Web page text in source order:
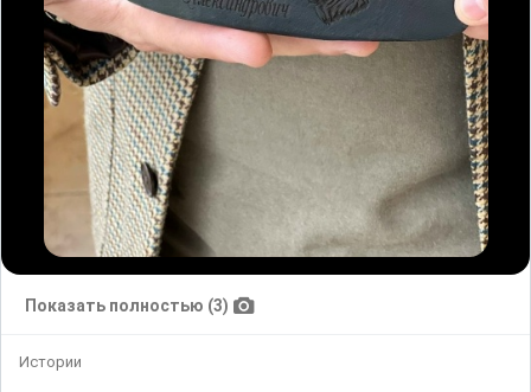
Показать полностью (3)
Истории